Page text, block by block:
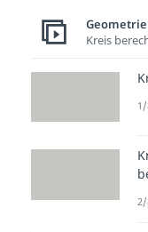
Geometrie
Kreis
2/